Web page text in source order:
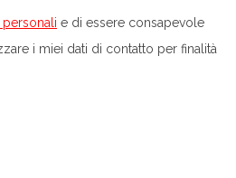
e di essere consapevole
i miei dati di contatto per finalità